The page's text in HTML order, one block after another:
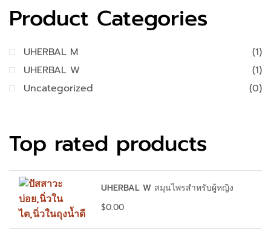
Product Categories
UHERBAL M
(1)
UHERBAL W
(1)
Uncategorized
(0)
Top rated products
UHERBAL W สมุนไพรสำหรับผู้หญิง
$0.00